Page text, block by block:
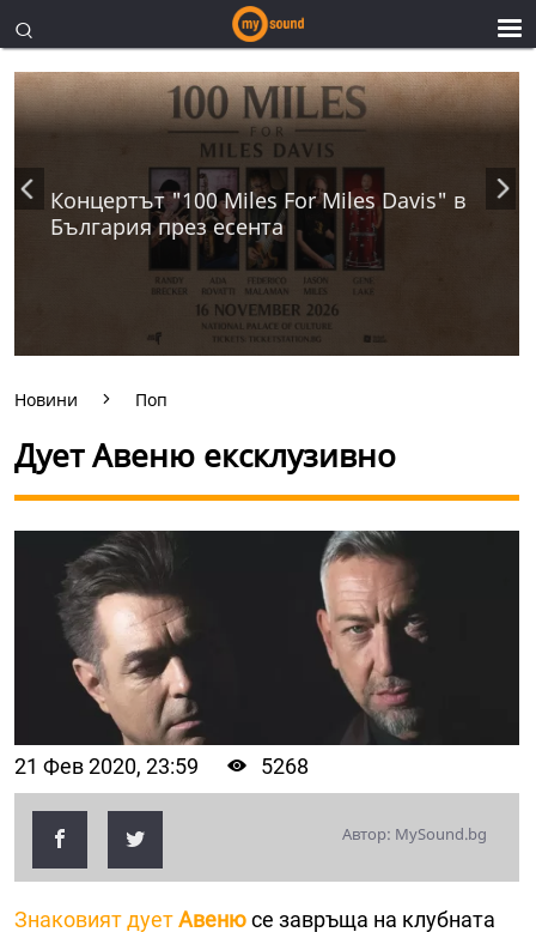
Концертът "100 Miles For Miles Davis" в
България през есента
Новини Поп
Дует Авеню ексклузивно
21 Фев 2020, 23:59 5268
Автор: MySound.bg
Знаковият дуетАвенюсе завръща на клубната